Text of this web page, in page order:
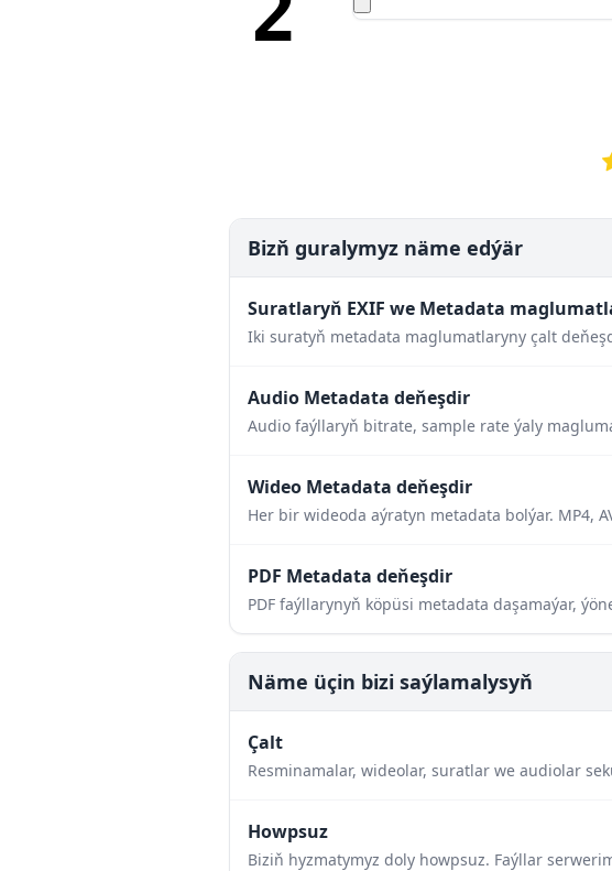
Bizň guralymyz näme edýär
Suratlaryň EXIF we Metadata
Iki suratyň metadata maglumatlaryny çalt
Audio Metadata deňeşdir
Audio faýllaryň bitrate, sample rate ýaly
Wideo Metadata deňeşdir
Her bir wideoda aýratyn metadata bolýar. MP4,
PDF Metadata deňeşdir
PDF faýllarynyň köpüsi metadata daşamaýar,
Näme üçin bizi saýlamalysyň
Çalt
Resminamalar, wideolar, suratlar we audiolar
Howpsuz
Biziň hyzmatymyz doly howpsuz. Faýllar